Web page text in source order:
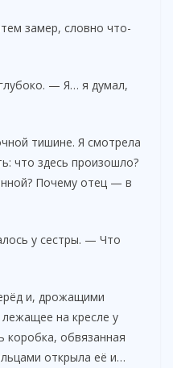
замер, словно что-
— Я… я думал,
тишине. Я смотрела
что здесь произошло?
Почему отец — в
у сестры. — Что
и, дрожащими
на кресле у
коробка, обвязанная
открыла её и…